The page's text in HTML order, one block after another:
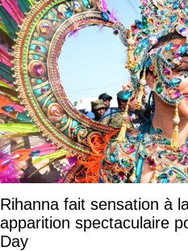
Rihanna fait sensation à
apparition spectaculaire
Day